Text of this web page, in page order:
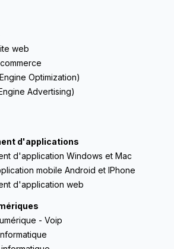
web
Optimization)
Advertising)
d'applications
d'application Windows et Mac
mobile Android et IPhone
d'application web
- Voip